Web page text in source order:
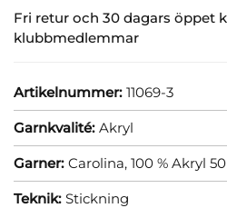
Fri retur och 30 dagars öppet
klubbmedlemmar
Artikelnummer: 11069-3
Garnkvalité: Akryl
Garner: Carolina, 100 % Akryl
Teknik: Stickning